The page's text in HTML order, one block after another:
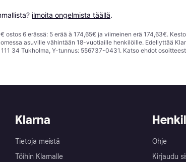
ilmoita ongelmista täällä.
ostos 6 erässä: 5 erää à 174,65€ ja viimeinen erä 174,63€.
asuville vähintään 18-vuotiaille henkilöille. Edellyttää
34 Tukholma, Y-tunnus: 556737-0431. Katso ehdot
Klarna
Tietoja meistä
Töihin Klarnalle
Ohje
Kirjaudu